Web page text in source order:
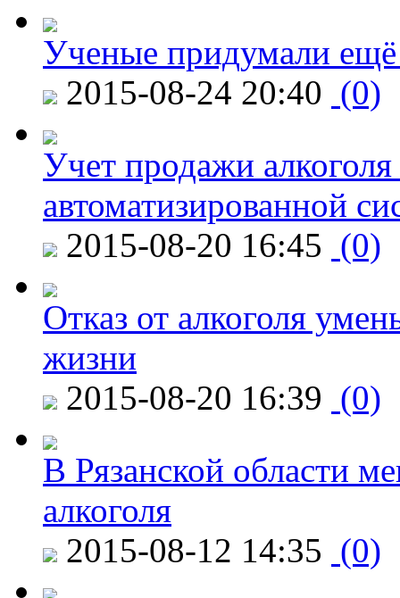
Ученые придумали ещё
2015-08-24 20:40 (0)
Учет продажи
автоматизированной
2015-08-20 16:45 (0)
Отказ от алкоголя
жизни
2015-08-20 16:39 (0)
В Рязанской области
алкоголя
2015-08-12 14:35 (0)